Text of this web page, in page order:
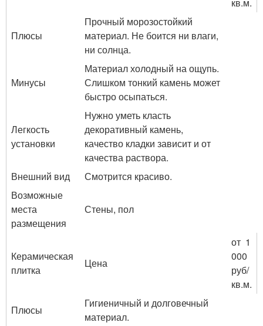
Плюсы
Прочный морозостойкий
материал. Не боится ни влаги,
ни солнца.
Минусы
Материал холодный на ощупь.
Слишком тонкий камень может
быстро осыпаться.
Легкость
установки
Нужно уметь класть
декоративный камень,
качество кладки зависит и от
качества раствора.
Внешний вид
Смотрится красиво.
Возможные
места
размещения
Стены, пол
Керамическая
плитка
Цена
от 1
000
руб/
кв.м.
Плюсы
Гигиеничный и долговечный
материал.